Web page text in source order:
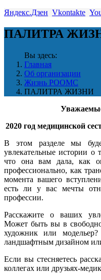
Яндекс.Дзен Vkontakte
ПАЛИТРА
Вы здесь:
Главная
Об организации
Жизнь РООМС
ПАЛИТРА ЖИЗНИ
2020 год медицинской
В этом разделе мы
увлекательные истории
что она вам дала, как
профессионально, как
момента вашего
есть ли у вас мечты
профессии.
Расскажите о ваших
Может быть вы в
художник или
ландшафтным дизайном
Если вы стесняетесь
коллегах или друзьях-